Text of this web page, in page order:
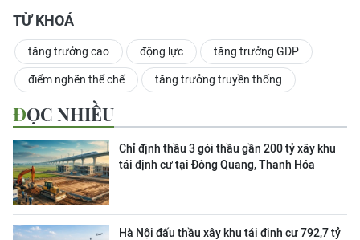
TỪ KHOÁ
tăng trưởng cao động lực tăng trưởng GDP
điểm nghẽn thể chế tăng trưởng truyền thống
ĐỌC NHIỀU
Chỉ định thầu 3 gói thầu gần 200 tỷ xây khu
tái định cư tại Đông Quang, Thanh Hóa
Hà Nội đấu thầu xây khu tái định cư 792,7 tỷ